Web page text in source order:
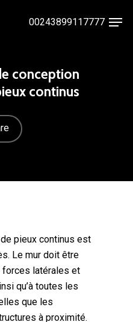
00243899117777
conception
continus
de pieux continus est
Le mur doit être
forces latérales et
qu’à toutes les
que les
à proximité.